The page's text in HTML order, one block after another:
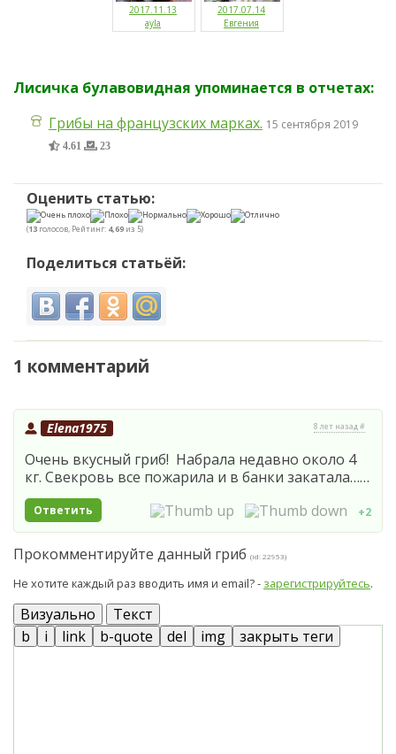
2017.11.13
ayla
2017.07.14
Евгения
Лисичка булавовидная упоминается в отчетах:
Грибы на французских марках. 15 сентября 2019
4.61 23
Оценить статью:
(13 голосов, Рейтинг: 4,69из 5)
Поделиться статьёй:
1 комментарий
Elena1975 8 лет назад #
Очень вкусный гриб! Набрала недавно около 4
кг. Свекровь все пожарила и в банки закатала……
Ответить +2
Прокомментируйте данный гриб (id: 22953)
Не хотите каждый раз вводить имя и email? - зарегистрируйтесь.
Визуально Текст